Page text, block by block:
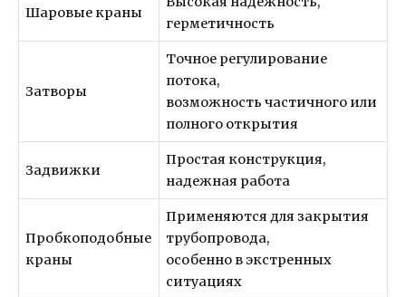
Шаровые краны
герметичность
Затворы
Точное регулирование
потока,
возможность частичного или
полного открытия
Задвижки
Простая конструкция,
надежная работа
Пробкоподобные
краны
Применяются для закрытия
трубопровода,
особенно в экстренных
ситуациях